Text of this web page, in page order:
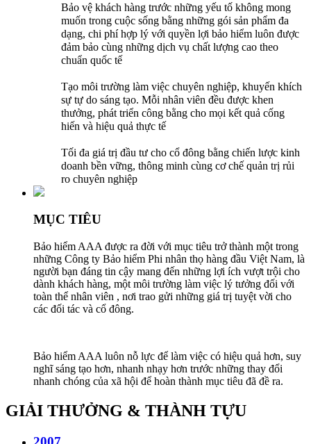
Bảo vệ khách hàng trước những yếu tố không mong
muốn trong cuộc sống bằng những gói sản phẩm đa
dạng, chi phí hợp lý với quyền lợi bảo hiểm luôn được
đảm bảo cùng những dịch vụ chất lượng cao theo
chuẩn quốc tế
Tạo môi trường làm việc chuyên nghiệp, khuyến khích
sự tự do sáng tạo. Mỗi nhân viên đều được khen
thưởng, phát triển công bằng cho mọi kết quả cống
hiến và hiệu quả thực tế
Tối đa giá trị đầu tư cho cổ đông bằng chiến lược kinh
doanh bền vững, thông minh cùng cơ chế quản trị rủi
ro chuyên nghiệp
MỤC TIÊU
Bảo hiểm AAA được ra đời với mục tiêu trở thành một trong
những Công ty Bảo hiểm Phi nhân thọ hàng đầu Việt Nam, là
người bạn đáng tin cậy mang đến những lợi ích vượt trội cho
dành khách hàng, một môi trường làm việc lý tưởng đối với
toàn thể nhân viên , nơi trao gửi những giá trị tuyệt vời cho
các đối tác và cổ đông.
Bảo hiểm AAA luôn nỗ lực để làm việc có hiệu quả hơn, suy
nghĩ sáng tạo hơn, nhanh nhạy hơn trước những thay đổi
nhanh chóng của xã hội để hoàn thành mục tiêu đã đề ra.
GIẢI THƯỞNG & THÀNH TỰU